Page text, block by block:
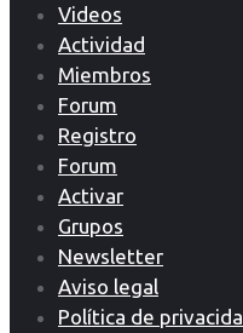
Videos
Actividad
Miembros
Forum
Registro
Forum
Activar
Grupos
Newsletter
Aviso legal
Política de